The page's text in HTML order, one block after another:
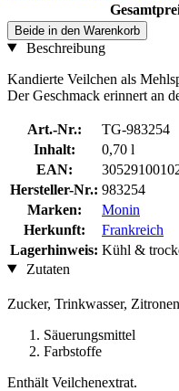
Beide in den Warenkorb
Beschreibung
Kandierte Veilchen als
Der Geschmack erinnert an
Art.-Nr.:
TG-983254
Inhalt:
0,70 l
EAN:
Hersteller-Nr.: 983254
Marken:
Monin
Herkunft:
Frankreich
Lagerhinweis: Kühl &
Zutaten
Zucker, Trinkwasser,
Säuerungsmittel
Farbstoffe
Enthält Veilchenextrat.